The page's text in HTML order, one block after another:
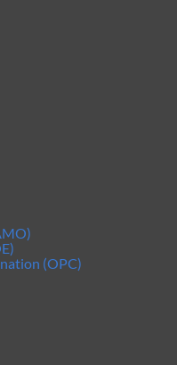
(OPC)